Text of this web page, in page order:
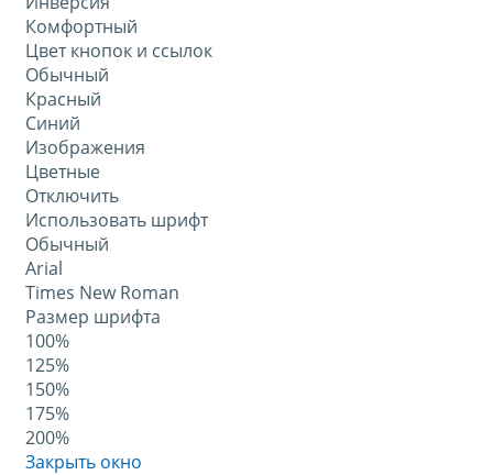
Комфортный
Цвет кнопок и ссылок
Обычный
Красный
Синий
Изображения
Цветные
Отключить
Использовать шрифт
Обычный
Arial
Times New Roman
Размер шрифта
100%
125%
150%
175%
200%
Закрыть окно